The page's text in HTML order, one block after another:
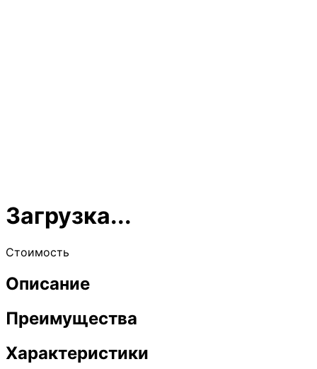
Загрузка...
Стоимость
Описание
Преимущества
Характеристики